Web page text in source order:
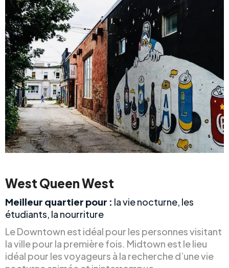
West Queen West
Meilleur quartier pour : la vie nocturne, les
étudiants, la nourriture
Le Downtown est idéal pour les personnes visitant
la ville pour la première fois. Midtown est le lieu
idéal pour les voyageurs à la recherche d’une vie